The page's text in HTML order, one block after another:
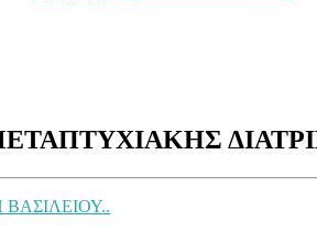
ΒΑΣΙΛΕΙΟΥ..